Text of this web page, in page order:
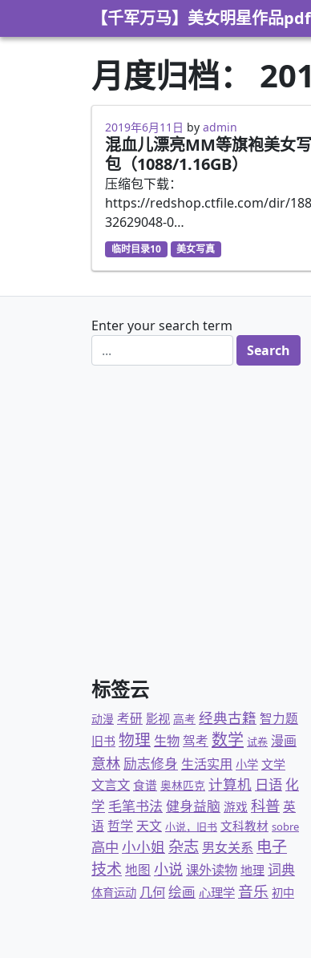
【千军万马】美女明星作品
月度归档：
2019年6月11日 by admin
混血儿漂亮MM等旗袍美女
包（1088/1.16GB）
压缩包下载：
https://redshop.ctfile.com/dir/
32629048-0…
临时目录10 美女写真
Enter your search term
标签云
动漫 考研 影视 高考 经典古籍 智力题
旧书 物理 生物 驾考 数学 试卷 漫画
意林 励志修身 生活实用 小学 文学
文言文 食谱 奥林匹克 计算机 日语 化
学 毛笔书法 健身益脑 游戏 科普 英
语 哲学 天文 小说，旧书 文科教材 sobre
高中 小小姐 杂志 男女关系 电子
技术 地图 小说课外读物 地理 词典
体育运动 几何绘画 心理学 音乐 初中